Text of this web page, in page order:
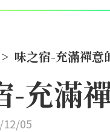
> 味之宿-充滿禪意
-充滿
12/05